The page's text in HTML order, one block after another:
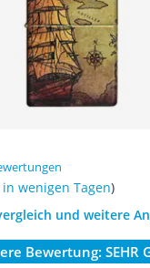
in wenigen Tagen)
und weitere
Bewertung: SEHR